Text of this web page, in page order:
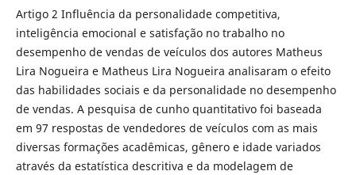
Artigo 2 Influência da personalidade competitiva,
inteligência emocional e satisfação no trabalho no
desempenho de vendas de veículos dos autores Matheus
Lira Nogueira e Matheus Lira Nogueira analisaram o efeito
das habilidades sociais e da personalidade no desempenho
de vendas. A pesquisa de cunho quantitativo foi baseada
em 97 respostas de vendedores de veículos com as mais
diversas formações acadêmicas, gênero e idade variados
através da estatística descritiva e da modelagem de